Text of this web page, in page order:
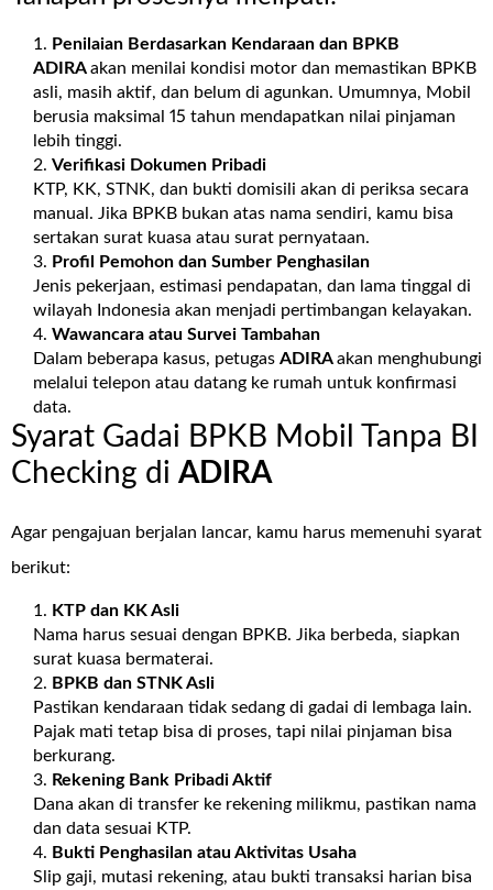
Penilaian Berdasarkan Kendaraan dan BPKB
ADIRAakan menilai kondisi motor dan memastikan BPKB
asli, masih aktif, dan belum di agunkan. Umumnya, Mobil
berusia maksimal 15 tahun mendapatkan nilai pinjaman
lebih tinggi.
Verifikasi Dokumen Pribadi
KTP, KK, STNK, dan bukti domisili akan di periksa secara
manual. Jika BPKB bukan atas nama sendiri, kamu bisa
sertakan surat kuasa atau surat pernyataan.
Profil Pemohon dan Sumber Penghasilan
Jenis pekerjaan, estimasi pendapatan, dan lama tinggal di
wilayah Indonesia akan menjadi pertimbangan kelayakan.
Wawancara atau Survei Tambahan
Dalam beberapa kasus, petugas ADIRAakan menghubungi
melalui telepon atau datang ke rumah untuk konfirmasi
data.
Syarat Gadai BPKB Mobil Tanpa BI
Checking di ADIRA
Agar pengajuan berjalan lancar, kamu harus memenuhi syarat
berikut:
KTP dan KK Asli
Nama harus sesuai dengan BPKB. Jika berbeda, siapkan
surat kuasa bermaterai.
BPKB dan STNK Asli
Pastikan kendaraan tidak sedang di gadai di lembaga lain.
Pajak mati tetap bisa di proses, tapi nilai pinjaman bisa
berkurang.
Rekening Bank Pribadi Aktif
Dana akan di transfer ke rekening milikmu, pastikan nama
dan data sesuai KTP.
Bukti Penghasilan atau Aktivitas Usaha
Slip gaji, mutasi rekening, atau bukti transaksi harian bisa